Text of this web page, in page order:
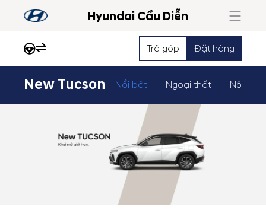
Hyundai Cầu Diễn
Trả góp Đặt hàng
New Tucson Nổi bật Ngoại thất Nội thất